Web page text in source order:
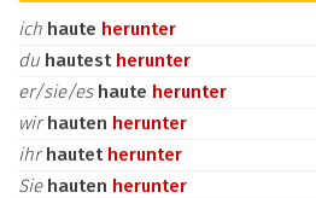
ich haute herunter
du hautest herunter
er/sie/es haute herunter
wirhauten herunter
ihrhautet herunter
Sie hauten herunter